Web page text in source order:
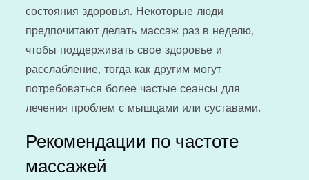
состояния здоровья. Некоторые люди
предпочитают делать массаж раз в неделю,
чтобы поддерживать свое здоровье и
расслабление, тогда как другим могут
потребоваться более частые сеансы для
лечения проблем с мышцами или суставами.
Рекомендации по частоте
массажей